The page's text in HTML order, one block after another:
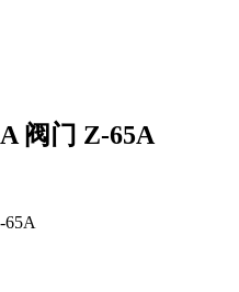
阀门 Z-65A